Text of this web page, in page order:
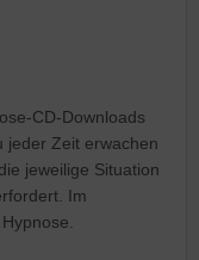
CD-Downloads
jeder Zeit erwachen
jeweilige Situation
Im